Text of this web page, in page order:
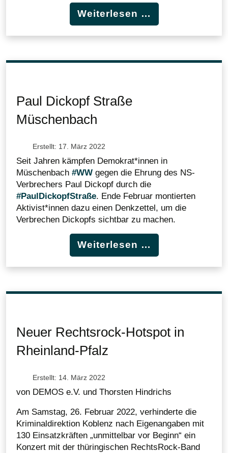
Weiterlesen …
Paul Dickopf Straße
Müschenbach
Erstellt: 17. März 2022
Seit Jahren kämpfen Demokrat*innen in
Müschenbach #WW gegen die Ehrung des NS-
Verbrechers Paul Dickopf durch die
#PaulDickopfStraße. Ende Februar montierten
Aktivist*innen dazu einen Denkzettel, um die
Verbrechen Dickopfs sichtbar zu machen.
Weiterlesen …
Neuer Rechtsrock-Hotspot in
Rheinland-Pfalz
Erstellt: 14. März 2022
von DEMOS e.V. und Thorsten Hindrichs
Am Samstag, 26. Februar 2022, verhinderte die
Kriminaldirektion Koblenz nach Eigenangaben mit
130 Einsatzkräften „unmittelbar vor Beginn“ ein
Konzert mit der thüringischen RechtsRock-Band